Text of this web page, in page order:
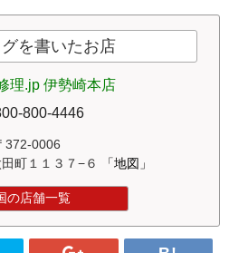
を書いたお店
理.jp 伊勢崎本店
800-4446
372-0006
町１１３７−６
「地図」
の店舗一覧